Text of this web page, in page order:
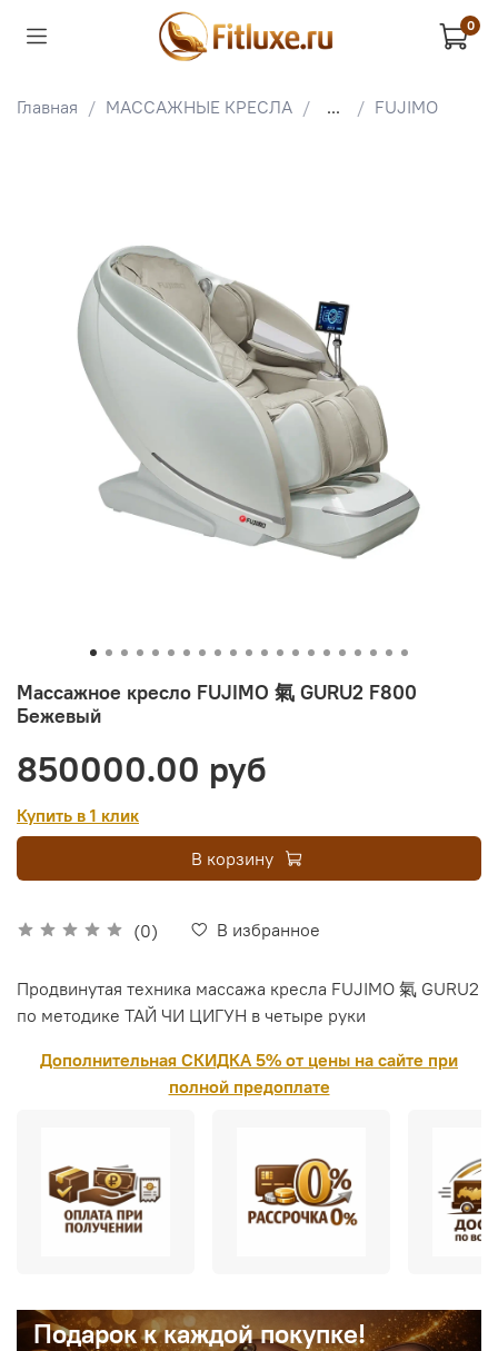
0
Главная МАССАЖНЫЕ КРЕСЛА ... FUJIMO
Массажное кресло FUJIMO 氣 GURU2 F800
Бежевый
(0) В избранное
850000.00 руб
Купить в 1 клик
В корзину
Продвинутая техника массажа кресла FUJIMO 氣 GURU2
по методике ТАЙ ЧИ ЦИГУН в четыре руки
Дополнительная СКИДКА 5% от цены на сайте при
полной предоплате
Подарок к каждой покупке!